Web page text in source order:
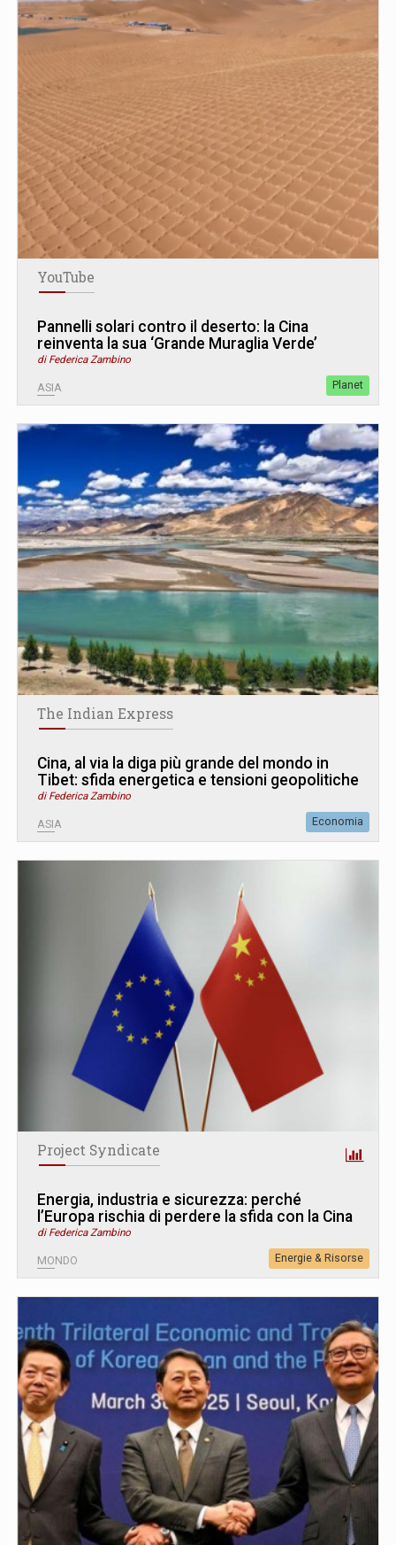
YouTube
Pannelli solari contro il deserto: la Cina
reinventa la sua ‘Grande Muraglia Verde’
di Federica Zambino
ASIA Planet
The Indian Express
Cina, al via la diga più grande del mondo in
Tibet: sfida energetica e tensioni geopolitiche
di Federica Zambino
ASIA Economia
Project Syndicate
Energia, industria e sicurezza: perché
l’Europa rischia di perdere la sfida con la Cina
di Federica Zambino
MONDO Energie & Risorse